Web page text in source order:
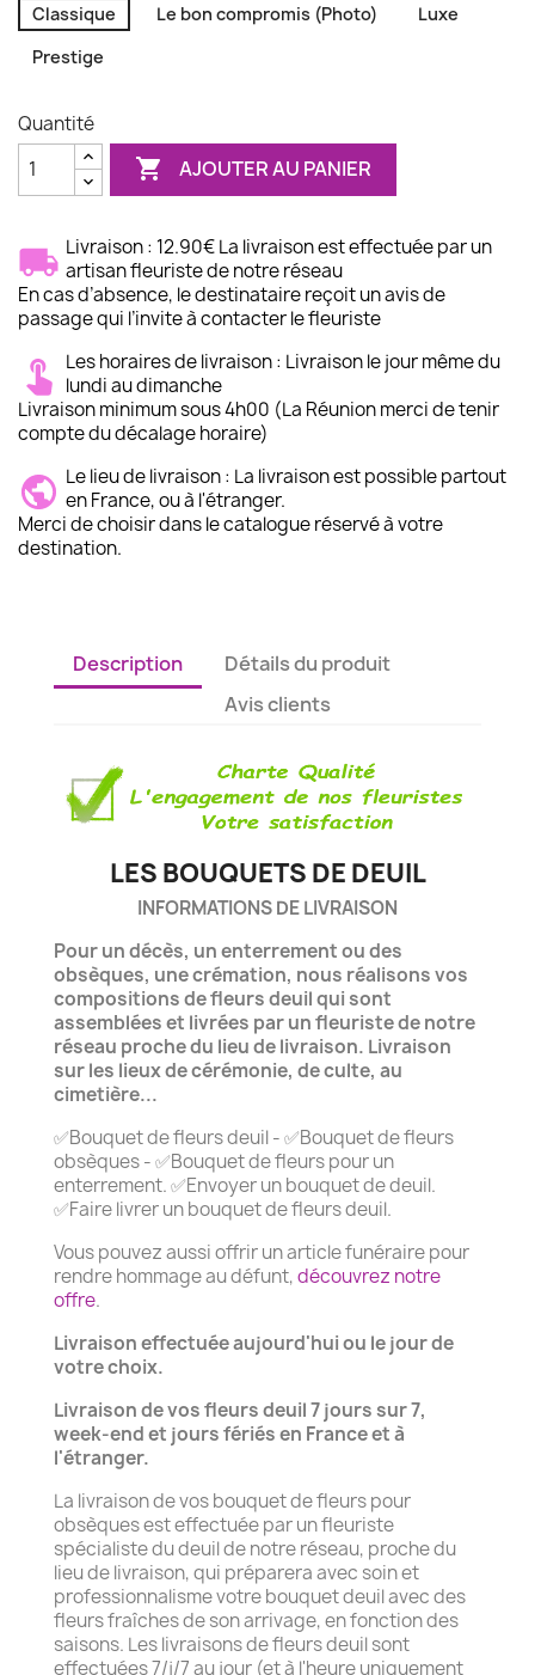
Classique Le bon compromis (Photo)
Luxe
Prestige
Quantité
 AJOUTER AU PANIER
Livraison : 12.90€ La livraison est effectuée par un
artisan fleuriste de notre réseau
En cas d’absence, le destinataire reçoit un avis de
passage qui l’invite à contacter le fleuriste
Les horaires de livraison : Livraison le jour même du
lundi au dimanche
Livraison minimum sous 4h00 (La Réunion merci de tenir
compte du décalage horaire)
Le lieu de livraison : La livraison est possible partout
en France, ou à l'étranger.
Merci de choisir dans le catalogue réservé à votre
destination.
Description
Détails du produit
Avis clients
LES BOUQUETS DE DEUIL
INFORMATIONS DE LIVRAISON
Pour un décès, un enterrement ou des
obsèques, une crémation, nous réalisons vos
compositions de fleurs deuil qui sont
assemblées et livrées par un fleuriste de notre
réseau proche du lieu de livraison. Livraison
sur les lieux de cérémonie, de culte, au
cimetière...
✅Bouquet de fleurs deuil - ✅Bouquet de fleurs
obsèques - ✅Bouquet de fleurs pour un
enterrement. ✅Envoyer un bouquet de deuil.
✅Faire livrer un bouquet de fleurs deuil.
Vous pouvez aussi offrir un article funéraire pour
rendre hommage au défunt,découvrez notre
offre.
Livraison effectuée aujourd'hui ou le jour de
votre choix.
Livraison de vos fleurs deuil 7 jours sur 7,
week-end et jours fériés en France et à
l'étranger.
La livraison de vos bouquet de fleurs pour
obsèques est effectuée par un fleuriste
spécialiste du deuil de notre réseau, proche du
lieu de livraison, qui préparera avec soin et
professionnalisme votre bouquet deuil avec des
fleurs fraîches de son arrivage, en fonction des
saisons. Les livraisons de fleurs deuil sont
effectuées 7/j/7 au jour (et à l'heure uniquement